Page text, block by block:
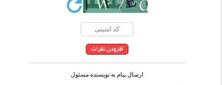
ارسال پیام به نویسنده مسئول